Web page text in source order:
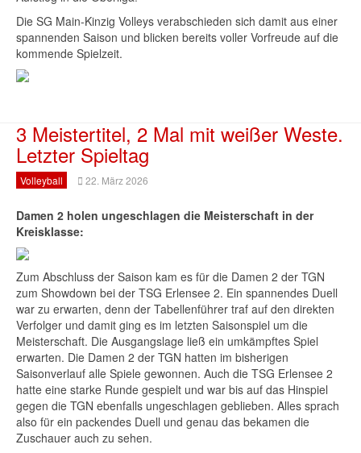
Die SG Main-Kinzig Volleys verabschieden sich damit aus einer
spannenden Saison und blicken bereits voller Vorfreude auf die
kommende Spielzeit.
3 Meistertitel, 2 Mal mit weißer Weste.
Letzter Spieltag
Volleyball 22. März 2026
Damen 2 holen ungeschlagen die Meisterschaft in der
Kreisklasse:
Zum Abschluss der Saison kam es für die Damen 2 der TGN
zum Showdown bei der TSG Erlensee 2. Ein spannendes Duell
war zu erwarten, denn der Tabellenführer traf auf den direkten
Verfolger und damit ging es im letzten Saisonspiel um die
Meisterschaft. Die Ausgangslage ließ ein umkämpftes Spiel
erwarten. Die Damen 2 der TGN hatten im bisherigen
Saisonverlauf alle Spiele gewonnen. Auch die TSG Erlensee 2
hatte eine starke Runde gespielt und war bis auf das Hinspiel
gegen die TGN ebenfalls ungeschlagen geblieben. Alles sprach
also für ein packendes Duell und genau das bekamen die
Zuschauer auch zu sehen.